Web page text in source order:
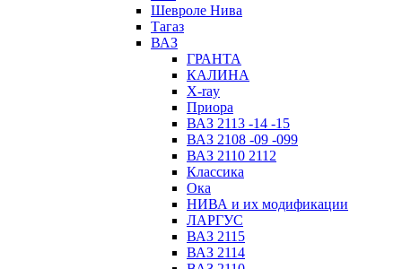
Шевроле Нива
Тагаз
ВАЗ
ГРАНТА
КАЛИНА
X-ray
Приора
ВАЗ 2113 -14 -15
ВАЗ 2108 -09 -099
ВАЗ 2110 2112
Классика
Ока
НИВА и их модификации
ЛАРГУС
ВАЗ 2115
ВАЗ 2114